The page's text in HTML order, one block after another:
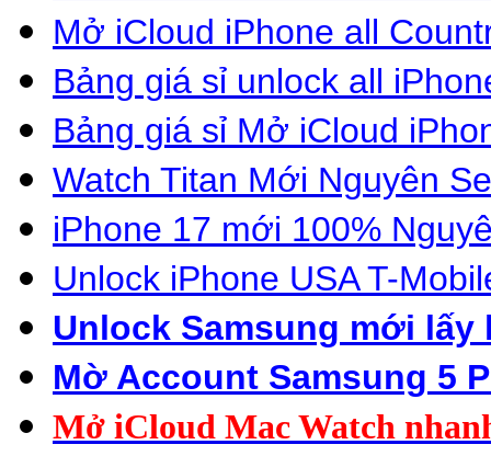
Mở iCloud iPhone all
Bảng giá sỉ unlock all
Bảng giá sỉ Mở iCloud
Watch Titan Mới Nguyên
iPhone 17 mới 100%
Unlock iPhone USAT-
Unlock Samsung mới
Mờ Account Samsung 5
Mở iCloud Mac Watch